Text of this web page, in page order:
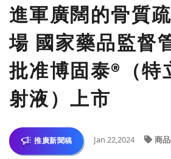
進軍廣闊的骨質
場 國家藥品監督
批准博固泰®（特
射液）上市
推廣新聞稿 Jan 22,2024 商